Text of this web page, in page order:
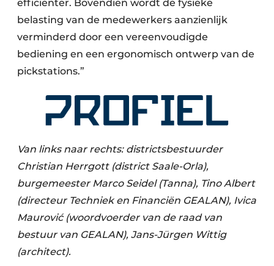
efficiënter. Bovendien wordt de fysieke
belasting van de medewerkers aanzienlijk
verminderd door een vereenvoudigde
bediening en een ergonomisch ontwerp van de
pickstations.”
Van links naar rechts: districtsbestuurder
Christian Herrgott (district Saale-Orla),
burgemeester Marco Seidel (Tanna), Tino Albert
(directeur Techniek en Financiën GEALAN), Ivica
Maurović (woordvoerder van de raad van
bestuur van GEALAN), Jans-Jürgen Wittig
(architect).